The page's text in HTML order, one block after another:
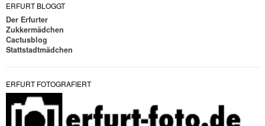
ERFURT BLOGGT
Der Erfurter
Zukkermädchen
Cactusblog
Stattstadtmädchen
ERFURT FOTOGRAFIERT